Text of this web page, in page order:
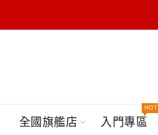
全國旗艦店 入門專區
HOT